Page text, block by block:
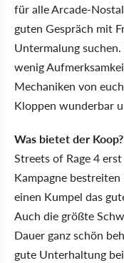
für alle Arcade-
guten Gespräch mit
Untermalung
wenig
Mechaniken von
Kloppen wunderbar
Was bietet der Koop?
Streets of Rage 4
Kampagne
einen Kumpel das
Auch die größte
Dauer ganz schön
gute Unterhaltung